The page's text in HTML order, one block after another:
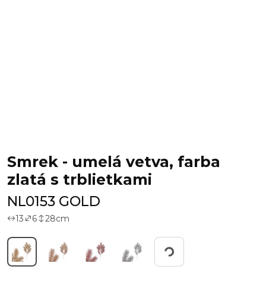
Smrek - umelá vetva, farba
zlatá s trblietkami
NL0153 GOLD
13 6 28cm Working...